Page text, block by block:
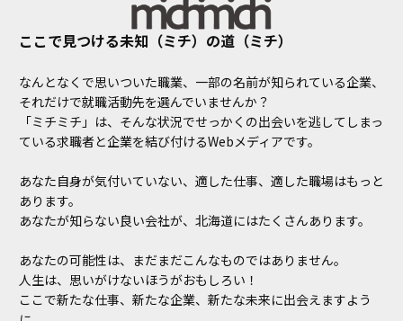
ここで見つける未知（ミチ）の道（ミチ）
なんとなくで思いついた職業、一部の名前が知られている企業、
それだけで就職活動先を選んでいませんか？
「ミチミチ」は、そんな状況でせっかくの出会いを逃してしまっ
ている求職者と企業を結び付けるWebメディアです。
あなた自身が気付いていない、適した仕事、適した職場はもっと
あります。
あなたが知らない良い会社が、北海道にはたくさんあります。
あなたの可能性は、まだまだこんなものではありません。
人生は、思いがけないほうがおもしろい！
ここで新たな仕事、新たな企業、新たな未来に出会えますよう